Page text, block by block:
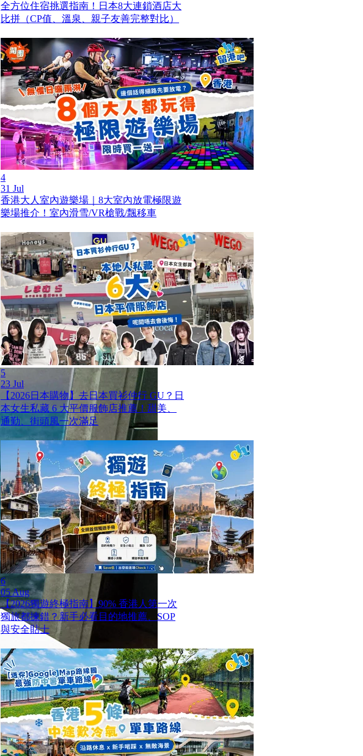
全方位住宿挑選指南！日本8大連鎖酒店大
比拼（CP值、溫泉、親子友善完整對比）
4
31 Jul
香港大人室內遊樂場｜8大室內放電極限遊
樂場推介！室內滑雪/VR槍戰/飄移車
5
23 Jul
【2026日本購物】去日本買衫仲行 GU？日
本女生私藏 6 大平價服飾店推薦！甜美、
通勤、街頭風一次滿足
6
05 Aug
【2026獨遊終極指南】90% 香港人第一次
獨旅都揀錯？新手必看目的地推薦、SOP
與安全貼士